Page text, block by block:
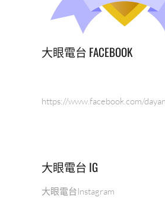
大眼電台 FACEBOOK
https://www.facebook.com/
大眼電台 IG
大眼電台Instagram